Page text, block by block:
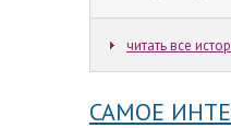
читать все
САМОЕ